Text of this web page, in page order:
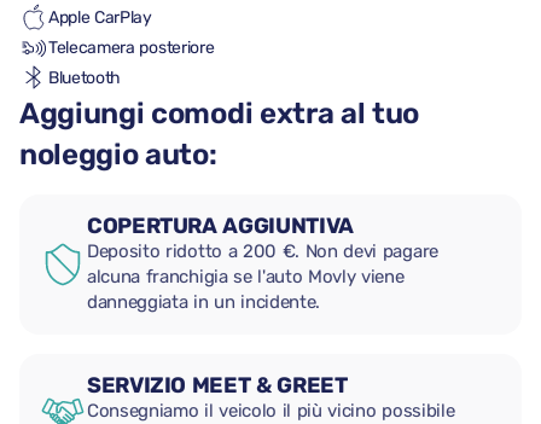
Apple CarPlay
Telecamera posteriore
Bluetooth
Aggiungi comodi extra al tuo
noleggio auto:
COPERTURA AGGIUNTIVA
Deposito ridotto a 200 €. Non devi pagare
alcuna franchigia se l'auto Movly viene
danneggiata in un incidente.
SERVIZIO MEET & GREET
Consegniamo il veicolo il più vicino possibile